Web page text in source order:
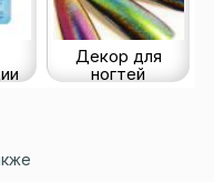
Декор для
ногтей